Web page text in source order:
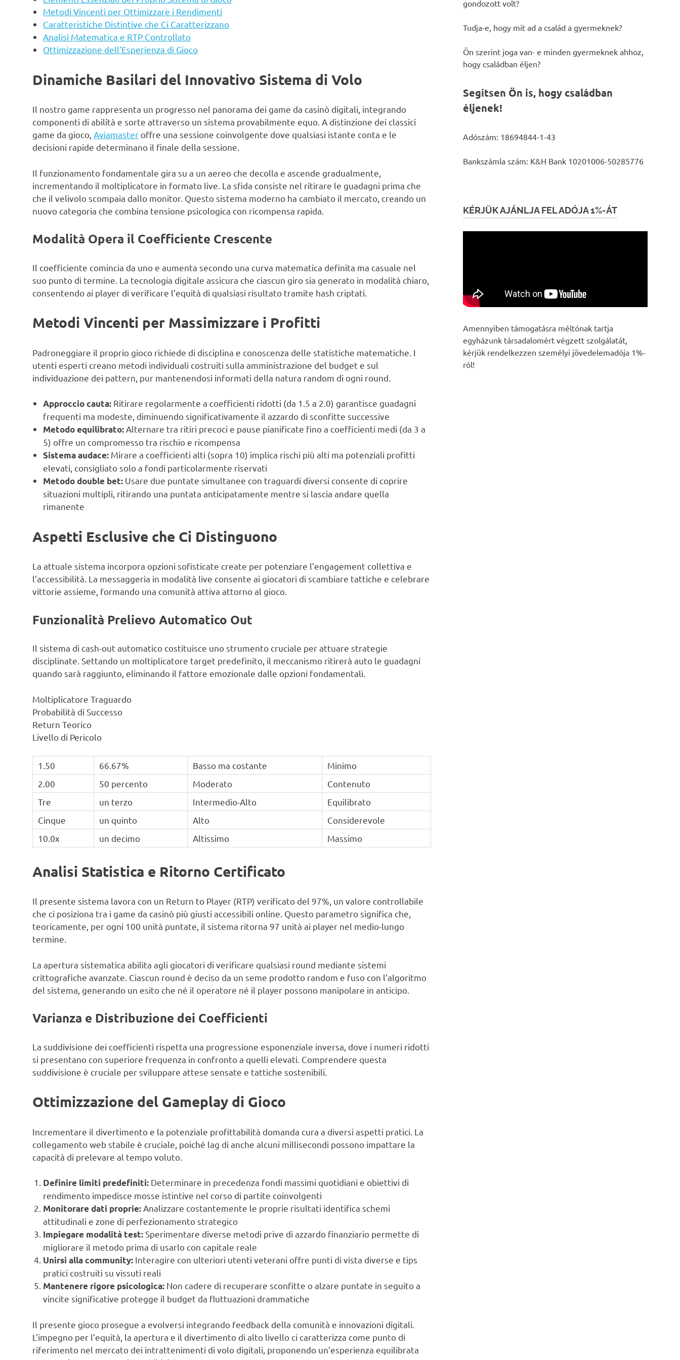
Metodi Vincenti per Ottimizzare i Rendimenti
Caratteristiche Distintive che Ci Caratterizzano
Analisi Matematica e RTP Controllato
Ottimizzazione dell’Esperienza di Gioco
Dinamiche Basilari del Innovativo Sistema di Volo
Il nostro game rappresenta un progresso nel panorama dei game da casinò digitali, integrando
componenti di abilità e sorte attraverso un sistema provabilmente equo. A distinzione dei classici
game da gioco, Aviamaster offre una sessione coinvolgente dove qualsiasi istante conta e le
decisioni rapide determinano il finale della sessione.
Il funzionamento fondamentale gira su a un aereo che decolla e ascende gradualmente,
incrementando il moltiplicatore in formato live. La sfida consiste nel ritirare le guadagni prima che
che il velivolo scompaia dallo monitor. Questo sistema moderno ha cambiato il mercato, creando un
nuovo categoria che combina tensione psicologica con ricompensa rapida.
Modalità Opera il Coefficiente Crescente
Il coefficiente comincia da uno e aumenta secondo una curva matematica definita ma casuale nel
suo punto di termine. La tecnologia digitale assicura che ciascun giro sia generato in modalità chiaro,
consentendo ai player di verificare l’equità di qualsiasi risultato tramite hash criptati.
Metodi Vincenti per Massimizzare i Profitti
Padroneggiare il proprio gioco richiede di disciplina e conoscenza delle statistiche matematiche. I
utenti esperti creano metodi individuali costruiti sulla amministrazione del budget e sul
individuazione dei pattern, pur mantenendosi informati della natura random di ogni round.
Approccio cauta: Ritirare regolarmente a coefficienti ridotti (da 1.5 a 2.0) garantisce guadagni
frequenti ma modeste, diminuendo significativamente il azzardo di sconfitte successive
Metodo equilibrato: Alternare tra ritiri precoci e pause pianificate fino a coefficienti medi (da 3 a
5) offre un compromesso tra rischio e ricompensa
Sistema audace: Mirare a coefficienti alti (sopra 10) implica rischi più alti ma potenziali profitti
elevati, consigliato solo a fondi particolarmente riservati
Metodo double bet: Usare due puntate simultanee con traguardi diversi consente di coprire
situazioni multipli, ritirando una puntata anticipatamente mentre si lascia andare quella
rimanente
Aspetti Esclusive che Ci Distinguono
La attuale sistema incorpora opzioni sofisticate create per potenziare l’engagement collettiva e
l’accessibilità. La messaggeria in modalità live consente ai giocatori di scambiare tattiche e celebrare
vittorie assieme, formando una comunità attiva attorno al gioco.
Funzionalità Prelievo Automatico Out
Il sistema di cash-out automatico costituisce uno strumento cruciale per attuare strategie
disciplinate. Settando un moltiplicatore target predefinito, il meccanismo ritirerà auto le guadagni
quando sarà raggiunto, eliminando il fattore emozionale dalle opzioni fondamentali.
Moltiplicatore Traguardo
Probabilità di Successo
Return Teorico
Livello di Pericolo
1.50 66.67% Basso ma costante
Minimo
2.00
50 percento Moderato
Contenuto
Tre
un terzo Intermedio-Alto
Equilibrato
Cinque
un quinto Alto
Considerevole
10.0x
un decimo Altissimo Massimo
Analisi Statistica e Ritorno Certificato
Il presente sistema lavora con un Return to Player (RTP) verificato del 97%, un valore controllabile
che ci posiziona tra i game da casinò più giusti accessibili online. Questo parametro significa che,
teoricamente, per ogni 100 unità puntate, il sistema ritorna 97 unità ai player nel medio-lungo
termine.
La apertura sistematica abilita agli giocatori di verificare qualsiasi round mediante sistemi
crittografiche avanzate. Ciascun round è deciso da un seme prodotto random e fuso con l’algoritmo
del sistema, generando un esito che né il operatore né il player possono manipolare in anticipo.
Varianza e Distribuzione dei Coefficienti
La suddivisione dei coefficienti rispetta una progressione esponenziale inversa, dove i numeri ridotti
si presentano con superiore frequenza in confronto a quelli elevati. Comprendere questa
suddivisione è cruciale per sviluppare attese sensate e tattiche sostenibili.
Ottimizzazione del Gameplay di Gioco
Incrementare il divertimento e la potenziale profittabilità domanda cura a diversi aspetti pratici. La
collegamento web stabile è cruciale, poiché lag di anche alcuni millisecondi possono impattare la
capacità di prelevare al tempo voluto.
Definire limiti predefiniti: Determinare in precedenza fondi massimi quotidiani e obiettivi di
rendimento impedisce mosse istintive nel corso di partite coinvolgenti
Monitorare dati proprie: Analizzare costantemente le proprie risultati identifica schemi
attitudinali e zone di perfezionamento strategico
Impiegare modalità test: Sperimentare diverse metodi prive di azzardo finanziario permette di
migliorare il metodo prima di usarlo con capitale reale
Unirsi alla community: Interagire con ulteriori utenti veterani offre punti di vista diverse e tips
pratici costruiti su vissuti reali
Mantenere rigore psicologica: Non cadere di recuperare sconfitte o alzare puntate in seguito a
vincite significative protegge il budget da fluttuazioni drammatiche
Il presente gioco prosegue a evolversi integrando feedback della comunità e innovazioni digitali.
L’impegno per l’equità, la apertura e il divertimento di alto livello ci caratterizza come punto di
riferimento nel mercato dei intrattenimenti di volo digitali, proponendo un’esperienza equilibrata
gondozott volt?
Tudja-e, hogy mit ad a család a gyermeknek?
Ön szerint joga van- e minden gyermeknek ahhoz,
hogy családban éljen?
Segítsen Ön is, hogy családban
éljenek!
Adószám: 18694844-1-43
Bankszámla szám: K&H Bank 10201006-50285776
KÉRJÜK AJÁNLJA FEL ADÓJA 1%-ÁT
Amennyiben támogatásra méltónak tartja
egyházunk társadalomért végzett szolgálatát,
kérjük rendelkezzen személyi jövedelemadója 1%-
ról!